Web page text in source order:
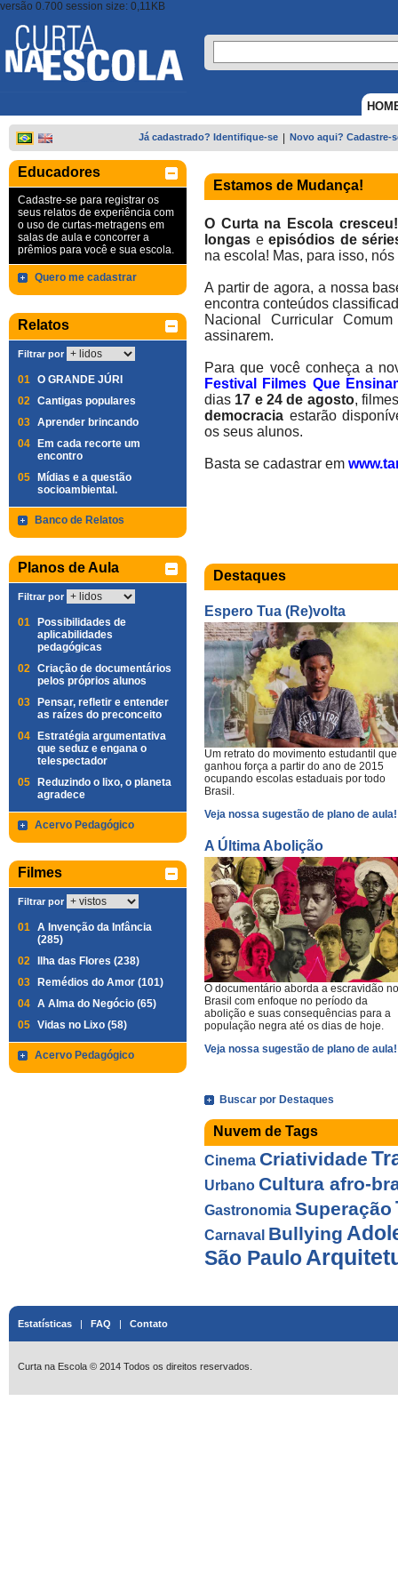
versão 0.700 session size: 0,11KB
Já cadastrado? Identifique-se Novo aqui? Cadastre-
Educadores
Cadastre-se para registrar os
seus relatos de experiência com
o uso de curtas-metragens em
salas de aula e concorrer a
prêmios para você e sua escola.
Quero me cadastrar
Relatos
Filtrar por
01 O GRANDE JÚRI
02 Cantigas populares
03 Aprender brincando
04
Em cada recorte um
encontro
05
Mídias e a questão
socioambiental.
Banco de Relatos
Planos de Aula
Filtrar por
01
Possibilidades de
aplicabilidades
pedagógicas
02 Criação de documentários
pelos próprios alunos
03
Pensar, refletir e entender
as raízes do preconceito
04
Estratégia argumentativa
que seduz e engana o
telespectador
05
Reduzindo o lixo, o planeta
agradece
Acervo Pedagógico
Filmes
Filtrar por
01 A Invenção da Infância
(285)
02
Ilha das Flores (238)
03
Remédios do Amor (101)
04 A Alma do Negócio (65)
05 Vidas no Lixo (58)
Acervo Pedagógico
Estamos de Mudança!
O Curta na Escola cresceu!
longas eepisódios de
na escola! Mas, para isso,
A partir de agora, a nossa
encontra conteúdos
Nacional Curricular
assinarem.
Para que você conheça a
Festival Filmes Que
dias 17 e 24 de agosto,
democracia estarão
os seus alunos.
Basta se cadastrar em
Destaques
Espero Tua (Re)volta
Um retrato do movimento estudantil que
ganhou força a partir do ano de 2015
ocupando escolas estaduais por todo
Brasil.
Veja nossa sugestão de plano de aula!
A Última Abolição
O documentário aborda a escravidão no
Brasil com enfoque no período da
abolição e suas consequências para a
população negra até os dias de hoje.
Veja nossa sugestão de plano de aula!
Buscar por Destaques
Nuvem de Tags
Cinema Criatividade
Urbano Cultura afro-
Gastronomia Superação
Carnaval Bullying
São Paulo
Estatísticas | FAQ | Contato
Curta na Escola © 2014 Todos os direitos reservados.